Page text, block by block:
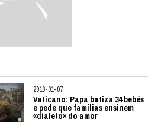
2018-01-07
Vaticano: Papa batiza 34 bebés
e pede que famílias ensinem
«dialeto» do amor